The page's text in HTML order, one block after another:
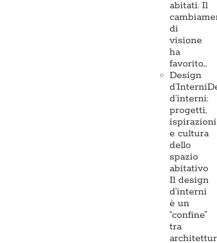
abitati. Il
di
visione
ha
favorito…
Design
d’Interni
d’interni:
progetti,
ispirazioni
e cultura
dello
spazio
abitativo
Il design
d’interni
è un
“confine”
tra